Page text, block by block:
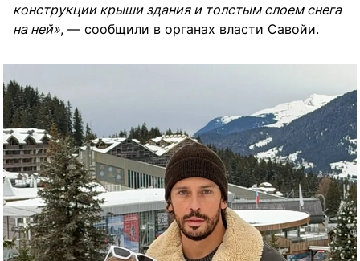
конструкции крыши здания и толстым слоем снега
на ней», — сообщили в органах власти Савойи.